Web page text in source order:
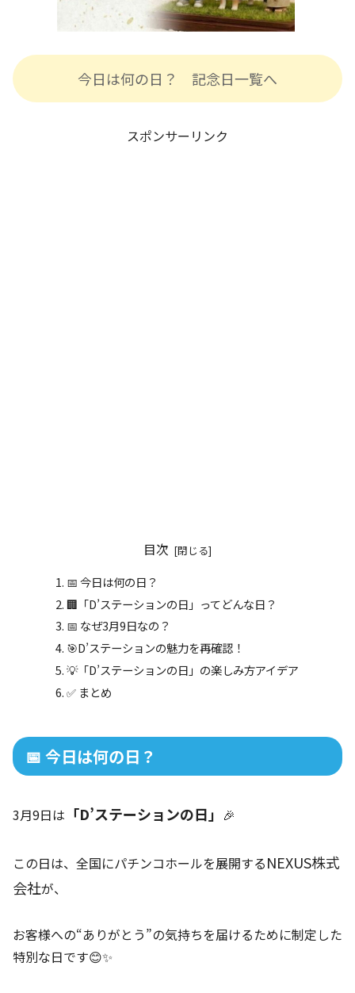
今日は何の日？ 記念日一覧へ
スポンサーリンク
目次
📅 今日は何の日？
🏢「D’ステーションの日」ってどんな日？
📅 なぜ3月9日なの？
🎯D’ステーションの魅力を再確認！
💡「D’ステーションの日」の楽しみ方アイデア
✅ まとめ
📅 今日は何の日？
3月9日は 「D’ステーションの日」 🎉
この日は、全国にパチンコホールを展開するNEXUS株式
会社が、
お客様への“ありがとう”の気持ちを届けるために制定した
特別な日です😊✨